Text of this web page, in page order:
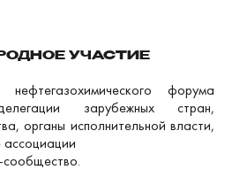
УЧАСТИЕ
форума
зарубежных стран,
органы исполнительной власти,
ассоциации